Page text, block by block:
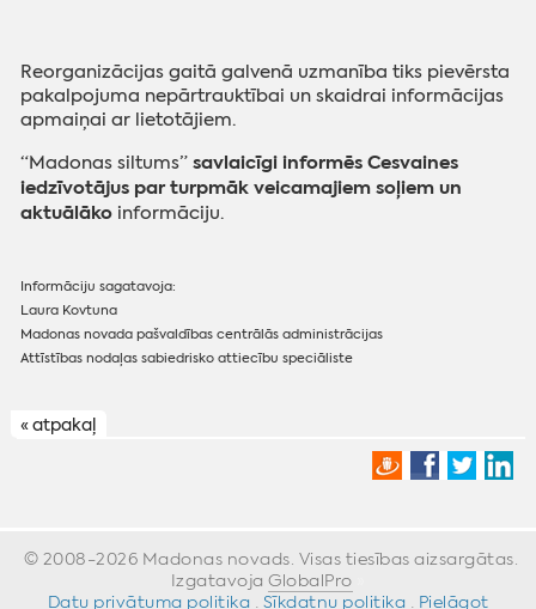
Reorganizācijas gaitā galvenā uzmanība tiks pievērsta
pakalpojuma nepārtrauktībai un skaidrai informācijas
apmaiņai ar lietotājiem.
“Madonas siltums” savlaicīgi informēs Cesvaines
iedzīvotājus par turpmāk veicamajiem soļiem un
aktuālāko informāciju.
Informāciju sagatavoja:
Laura Kovtuna
Madonas novada pašvaldības centrālās administrācijas
Attīstības nodaļas sabiedrisko attiecību speciāliste
« atpakaļ
© 2008-2026 Madonas novads. Visas tiesības aizsargātas.
Izgatavoja GlobalPro
Datu privātuma politika · Sīkdatņu politika · Pielāgot